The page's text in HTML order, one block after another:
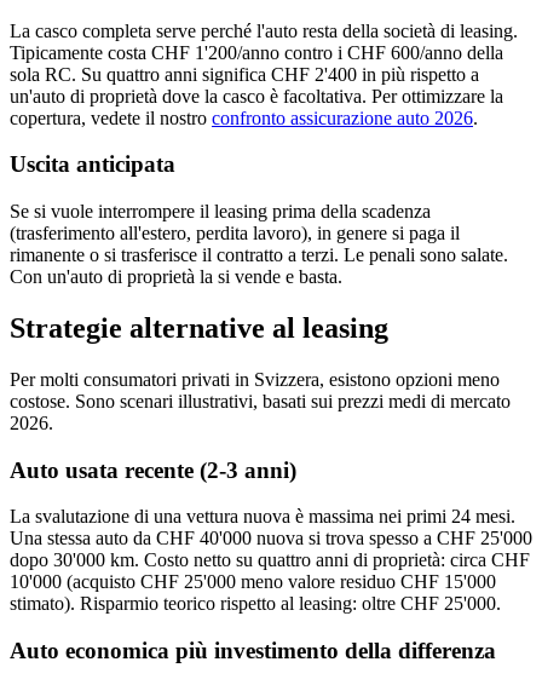
La casco completa serve perché l'auto resta della società di leasing.
Tipicamente costa CHF 1'200/anno contro i CHF 600/anno della
sola RC. Su quattro anni significa CHF 2'400 in più rispetto a
un'auto di proprietà dove la casco è facoltativa. Per ottimizzare la
copertura, vedete il nostro confronto assicurazione auto 2026.
Uscita anticipata
Se si vuole interrompere il leasing prima della scadenza
(trasferimento all'estero, perdita lavoro), in genere si paga il
rimanente o si trasferisce il contratto a terzi. Le penali sono salate.
Con un'auto di proprietà la si vende e basta.
Strategie alternative al leasing
Per molti consumatori privati in Svizzera, esistono opzioni meno
costose. Sono scenari illustrativi, basati sui prezzi medi di mercato
2026.
Auto usata recente (2-3 anni)
La svalutazione di una vettura nuova è massima nei primi 24 mesi.
Una stessa auto da CHF 40'000 nuova si trova spesso a CHF 25'000
dopo 30'000 km. Costo netto su quattro anni di proprietà: circa CHF
10'000 (acquisto CHF 25'000 meno valore residuo CHF 15'000
stimato). Risparmio teorico rispetto al leasing: oltre CHF 25'000.
Auto economica più investimento della differenza